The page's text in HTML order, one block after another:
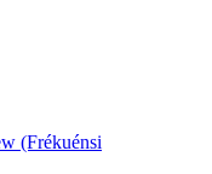
(Frékuénsi